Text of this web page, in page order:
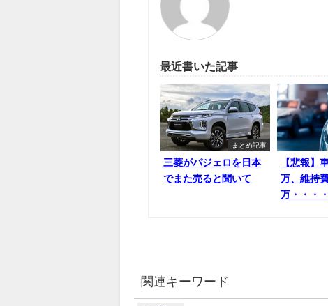
最近書いた記事
まとめ記事
三菱がパジェロを日本
でまた売ると聞いて
【悲報】
万、維持
万・・・・
関連キーワード